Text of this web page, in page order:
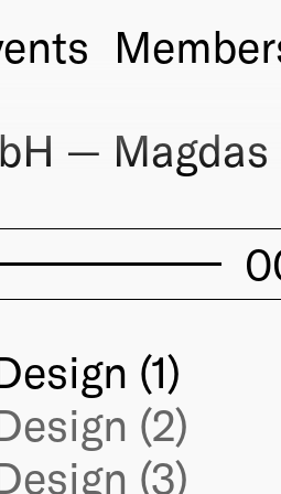
— Magdas
(1)
(2)
(3)